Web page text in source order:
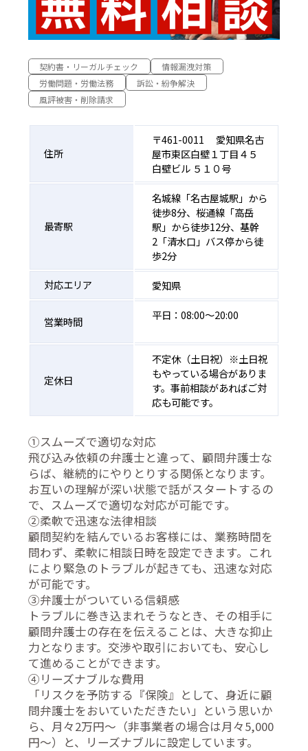
契約書・リーガルチェック
情報漏洩対策
労働問題・労働法務
訴訟・紛争解決
風評被害・削除請求
住所
〒461-0011 愛知県名古
屋市東区白壁１丁目４５
白壁ビル ５１０号
最寄駅
名城線「名古屋城駅」から
徒歩8分、桜通線「高岳
駅」から徒歩12分、基幹
2「清水口」バス停から徒
歩2分
対応エリア
愛知県
営業時間 平日：08:00〜20:00
定休日
不定休（土日祝）※土日祝
もやっている場合がありま
す。事前相談があればご対
応も可能です。
①スムーズで適切な対応
飛び込み依頼の弁護士と違って、顧問弁護士な
らば、継続的にやりとりする関係となります。
お互いの理解が深い状態で話がスタートするの
で、スムーズで適切な対応が可能です。
②柔軟で迅速な法律相談
顧問契約を結んでいるお客様には、業務時間を
問わず、柔軟に相談日時を設定できます。これ
により緊急のトラブルが起きても、迅速な対応
が可能です。
③弁護士がついている信頼感
トラブルに巻き込まれそうなとき、その相手に
顧問弁護士の存在を伝えることは、大きな抑止
力となります。交渉や取引においても、安心し
て進めることができます。
④リーズナブルな費用
「リスクを予防する『保険』として、身近に顧
問弁護士をおいていただきたい」という思いか
ら、月々2万円～（非事業者の場合は月々5,000
円～）と、リーズナブルに設定しています。